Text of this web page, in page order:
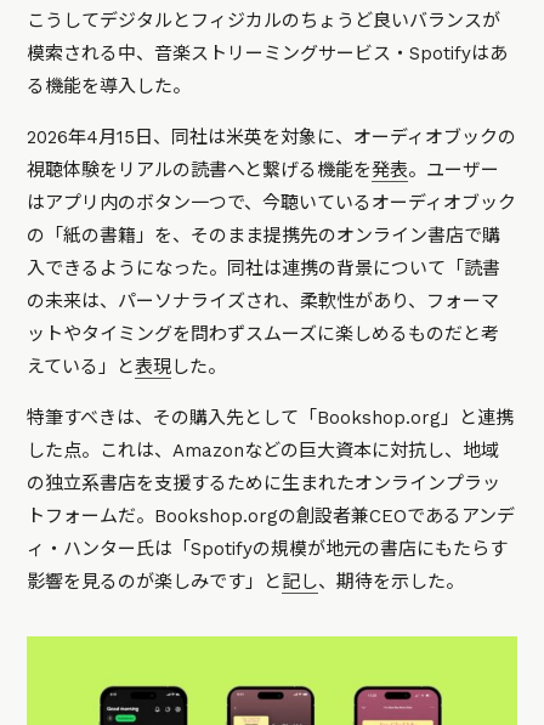
こうしてデジタルとフィジカルのちょうど良いバランスが
模索される中、音楽ストリーミングサービス・Spotifyはあ
る機能を導入した。
2026年4月15日、同社は米英を対象に、オーディオブックの
視聴体験をリアルの読書へと繋げる機能を発表。ユーザー
はアプリ内のボタン一つで、今聴いているオーディオブック
の「紙の書籍」を、そのまま提携先のオンライン書店で購
入できるようになった。同社は連携の背景について 「読書
の未来は、パーソナライズされ、柔軟性があり、フォーマ
ットやタイミングを問わずスムーズに楽しめるものだと考
えている」
と表現した。
特筆すべきは、その購入先として「Bookshop.org」と連携
した点。これは、Amazonなどの巨大資本に対抗し、地域
の独立系書店を支援するために生まれたオンラインプラッ
トフォームだ。Bookshop.orgの創設者兼CEOであるアンデ
ィ・ハンター氏は 「Spotifyの規模が地元の書店にもたらす
影響を見るのが楽しみです」
と記し、期待を示した。